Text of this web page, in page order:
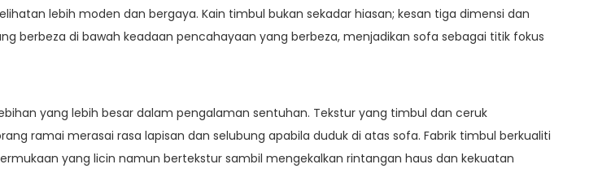
lebih moden dan bergaya. Kain timbul bukan sekadar hiasan; kesan tiga dimensi dan
berbeza di bawah keadaan pencahayaan yang berbeza, menjadikan sofa sebagai titik fokus
yang lebih besar dalam pengalaman sentuhan. Tekstur yang timbul dan ceruk
ramai merasai rasa lapisan dan selubung apabila duduk di atas sofa. Fabrik timbul berkualiti
yang licin namun bertekstur sambil mengekalkan rintangan haus dan kekuatan